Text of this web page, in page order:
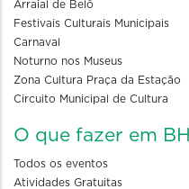
Arraial de Belô
Festivais Culturais Municipais
Carnaval
Noturno nos Museus
Zona Cultura Praça da Estação
Circuito Municipal de Cultura
O que fazer em BH
Todos os eventos
Atividades Gratuitas